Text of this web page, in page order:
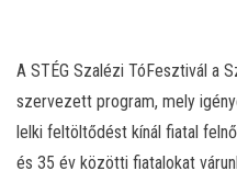
A STÉG Szalézi TóFesztivál a
szervezett program, mely
lelki feltöltődést kínál fiatal
és 35 év közötti fiatalokat